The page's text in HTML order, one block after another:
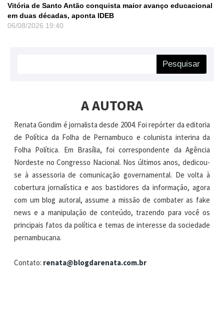
Vitória de Santo Antão conquista maior avanço educacional
em duas décadas, aponta IDEB
06/08/2026 19:40
Pesquisar
A AUTORA
Renata Gondim é jornalista desde 2004. Foi repórter da editoria
de Política da Folha de Pernambuco e colunista interina da
Folha Política. Em Brasília, foi correspondente da Agência
Nordeste no Congresso Nacional. Nos últimos anos, dedicou-
se à assessoria de comunicação governamental. De volta à
cobertura jornalística e aos bastidores da informação, agora
com um blog autoral, assume a missão de combater as fake
news e a manipulação de conteúdo, trazendo para você os
principais fatos da política e temas de interesse da sociedade
pernambucana.
Contato: renata@blogdarenata.com.br